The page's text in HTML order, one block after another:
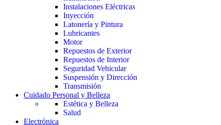
Instalaciones Eléctricas
Inyección
Latonería y Pintura
Lubricantes
Motor
Repuestos de Exterior
Repuestos de Interior
Seguridad Vehicular
Suspensión y Dirección
Transmisión
Cuidado Personal y Belleza
Estética y Belleza
Salud
Electrónica